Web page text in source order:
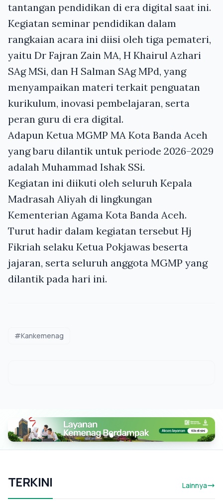
tantangan pendidikan di era digital saat ini.
Kegiatan seminar pendidikan dalam
rangkaian acara ini diisi oleh tiga pemateri,
yaitu Dr Fajran Zain MA, H Khairul Azhari
SAg MSi, dan H Salman SAg MPd, yang
menyampaikan materi terkait penguatan
kurikulum, inovasi pembelajaran, serta
peran guru di era digital.
Adapun Ketua MGMP MA Kota Banda Aceh
yang baru dilantik untuk periode 2026–2029
adalah Muhammad Ishak SSi.
Kegiatan ini diikuti oleh seluruh Kepala
Madrasah Aliyah di lingkungan
Kementerian Agama Kota Banda Aceh.
Turut hadir dalam kegiatan tersebut Hj
Fikriah selaku Ketua Pokjawas beserta
jajaran, serta seluruh anggota MGMP yang
dilantik pada hari ini.
#Kankemenag
TERKINI Lainnya